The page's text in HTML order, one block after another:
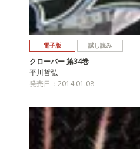
電子版 試し読み
クローバー 第34巻
平川哲弘
発売日：2014.01.08